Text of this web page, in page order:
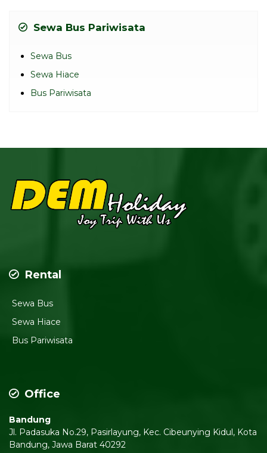
Sewa Bus Pariwisata
Sewa Bus
Sewa Hiace
Bus Pariwisata
Rental
Sewa Bus
Sewa Hiace
Bus Pariwisata
Office
Bandung
Jl. Padasuka No.29, Pasirlayung, Kec. Cibeunying Kidul, Kota
Bandung, Jawa Barat 40292